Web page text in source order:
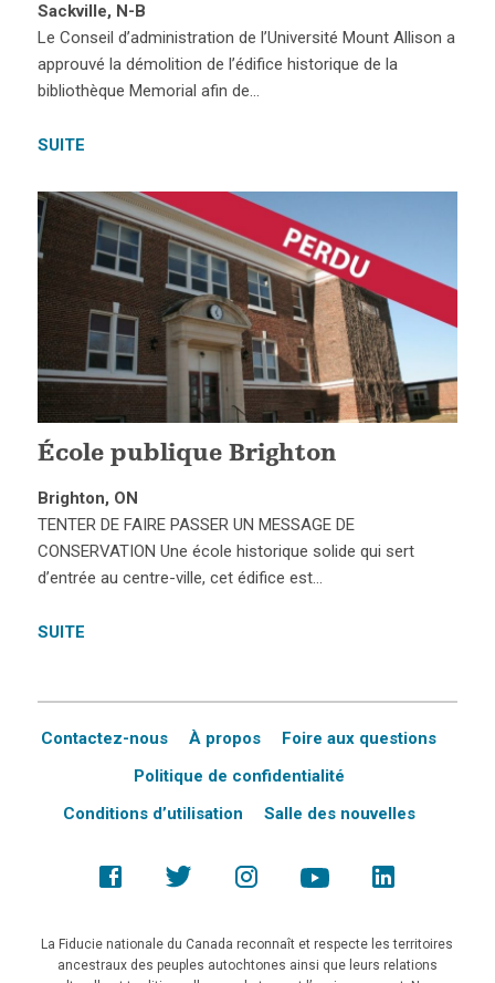
Sackville, N-B
Le Conseil d’administration de l’Université Mount Allison a
approuvé la démolition de l’édifice historique de la
bibliothèque Memorial afin de…
SUITE
École publique Brighton
Brighton, ON
TENTER DE FAIRE PASSER UN MESSAGE DE
CONSERVATION Une école historique solide qui sert
d’entrée au centre-ville, cet édifice est…
SUITE
Contactez-nous À propos
Foire aux questions
Politique de confidentialité
Conditions d’utilisation
Salle des nouvelles
La Fiducie nationale du Canada reconnaît et respecte les territoires
ancestraux des peuples autochtones ainsi que leurs relations